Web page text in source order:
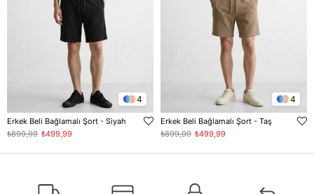
4
Erkek Beli Bağlamalı Şort - Siyah
₺499,99
₺899,99
4
Erkek Beli Bağlamalı Şort - Taş
₺499,99
₺899,99